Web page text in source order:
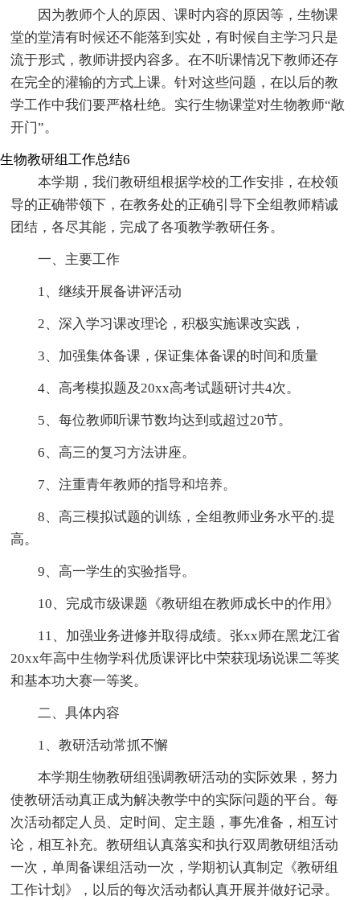
因为教师个人的原因、课时内容的原因等，生物课
堂的堂清有时候还不能落到实处，有时候自主学习只是
流于形式，教师讲授内容多。在不听课情况下教师还存
在完全的灌输的方式上课。针对这些问题，在以后的教
学工作中我们要严格杜绝。实行生物课堂对生物教师“敞
开门”。
生物教研组工作总结6
本学期，我们教研组根据学校的工作安排，在校领
导的正确带领下，在教务处的正确引导下全组教师精诚
团结，各尽其能，完成了各项教学教研任务。
一、主要工作
1、继续开展备讲评活动
2、深入学习课改理论，积极实施课改实践，
3、加强集体备课，保证集体备课的时间和质量
4、高考模拟题及20xx高考试题研讨共4次。
5、每位教师听课节数均达到或超过20节。
6、高三的复习方法讲座。
7、注重青年教师的指导和培养。
8、高三模拟试题的训练，全组教师业务水平的.提
高。
9、高一学生的实验指导。
10、完成市级课题《教研组在教师成长中的作用》
11、加强业务进修并取得成绩。张xx师在黑龙江省
20xx年高中生物学科优质课评比中荣获现场说课二等奖
和基本功大赛一等奖。
二、具体内容
1、教研活动常抓不懈
本学期生物教研组强调教研活动的实际效果，努力
使教研活动真正成为解决教学中的实际问题的平台。每
次活动都定人员、定时间、定主题，事先准备，相互讨
论，相互补充。教研组认真落实和执行双周教研组活动
一次，单周备课组活动一次，学期初认真制定《教研组
工作计划》，以后的每次活动都认真开展并做好记录。